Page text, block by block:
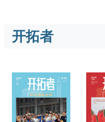
开拓者